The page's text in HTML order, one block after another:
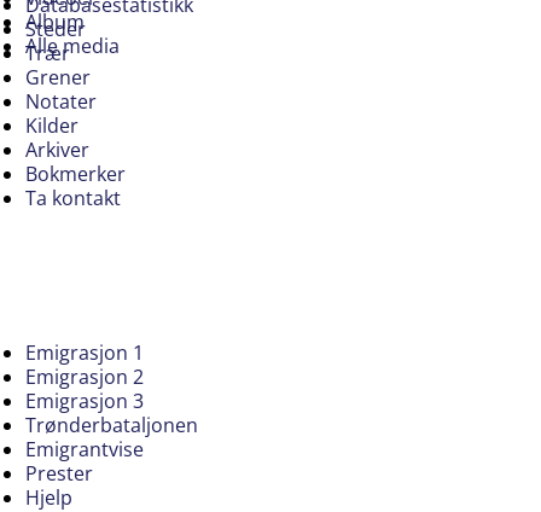
Album
Alle media
Steder
Trær
Grener
Notater
Kilder
Arkiver
Bokmerker
Ta kontakt
Emigrasjon 1
Emigrasjon 2
Emigrasjon 3
Trønderbataljonen
Emigrantvise
Prester
Hjelp